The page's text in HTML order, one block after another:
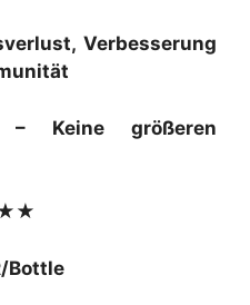
Verbesserung
– Keine größeren
Bottle